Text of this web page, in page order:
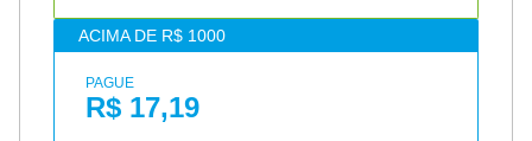
ACIMA DE R$ 1000
PAGUE
R$ 17,19